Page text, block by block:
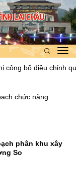
bố điều chỉnh quy
chức năng
phân khu xây
So